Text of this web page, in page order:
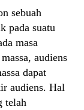
sebuah
pada suatu
masa
audiens
dapat
audiens. Hal
telah